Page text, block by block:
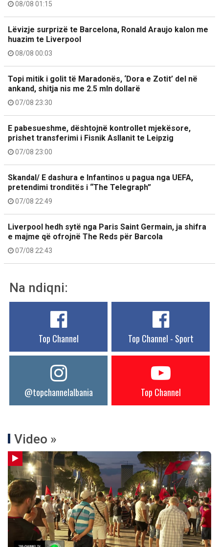
08/08 01:15
Lëvizje surprizë te Barcelona, Ronald Araujo kalon me
huazim te Liverpool
08/08 00:03
Topi mitik i golit të Maradonës, ‘Dora e Zotit’ del në
ankand, shitja nis me 2.5 mln dollarë
07/08 23:30
E pabesueshme, dështojnë kontrollet mjekësore,
prishet transferimi i Fisnik Asllanit te Leipzig
07/08 23:00
Skandal/ E dashura e Infantinos u pagua nga UEFA,
pretendimi tronditës i “The Telegraph”
07/08 22:49
Liverpool hedh sytë nga Paris Saint Germain, ja shifra
e majme që ofrojnë The Reds për Barcola
07/08 22:43
Na ndiqni:
Top Channel Top Channel - Sport
@topchannelalbania Top Channel
Video »